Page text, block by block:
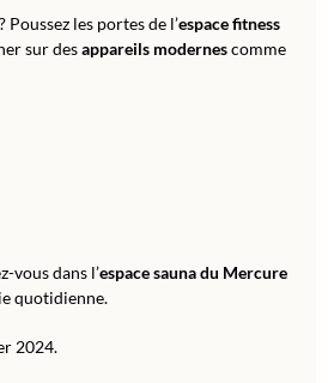
les portes de l’espace fitness
sur desappareils modernescomme
vous dans l’espace sauna du Mercure
quotidienne.
2024.